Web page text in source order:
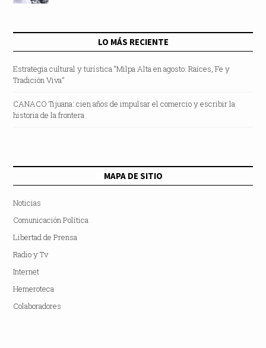
LO MÁS RECIENTE
Estrategia cultural y turística “Milpa Alta en agosto: Raíces, Fe y
Tradición Viva”
CANACO Tijuana: cien años de impulsar el comercio y escribir la
historia de la frontera
MAPA DE SITIO
Noticias
Comunicación Política
Libertad de Prensa
Radio y Tv
Internet
Hemeroteca
Colaboradores